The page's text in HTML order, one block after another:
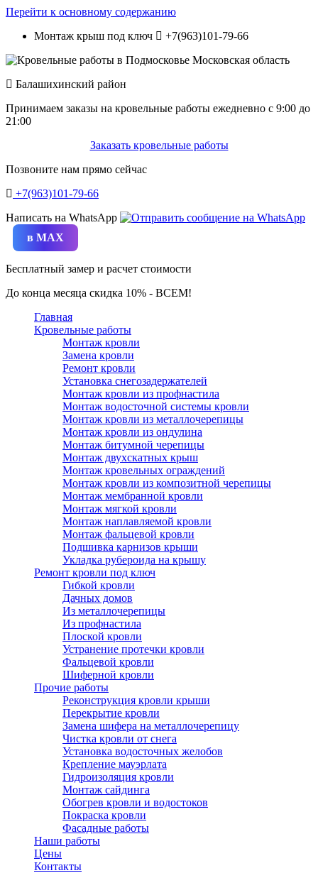
Перейти к основному содержанию
Монтаж крыш под ключ
+7(963)101-79-66
Балашихинский район
Принимаем заказы на кровельные работы ежедневно c 9:00 до
21:00
Заказать кровельные работы
Позвоните нам прямо сейчас
+7(963)101-79-66
Написать на WhatsApp
в MAX
Бесплатный замер и расчет стоимости
До конца месяца скидка 10% - ВСЕМ!
Главная
Кровельные работы
Монтаж кровли
Замена кровли
Ремонт кровли
Установка снегозадержателей
Монтаж кровли из профнастила
Монтаж водосточной системы кровли
Монтаж кровли из металлочерепицы
Монтаж кровли из ондулина
Монтаж битумной черепицы
Монтаж двухскатных крыш
Монтаж кровельных ограждений
Монтаж кровли из композитной черепицы
Монтаж мембранной кровли
Монтаж мягкой кровли
Монтаж наплавляемой кровли
Монтаж фальцевой кровли
Подшивка карнизов крыши
Укладка рубероида на крышу
Ремонт кровли под ключ
Гибкой кровли
Дачных домов
Из металлочерепицы
Из профнастила
Плоской кровли
Устранение протечки кровли
Фальцевой кровли
Шиферной кровли
Прочие работы
Реконструкция кровли крыши
Перекрытие кровли
Замена шифера на металлочерепицу
Чистка кровли от снега
Установка водосточных желобов
Крепление мауэрлата
Гидроизоляция кровли
Монтаж сайдинга
Обогрев кровли и водостоков
Покраска кровли
Фасадные работы
Наши работы
Цены
Контакты